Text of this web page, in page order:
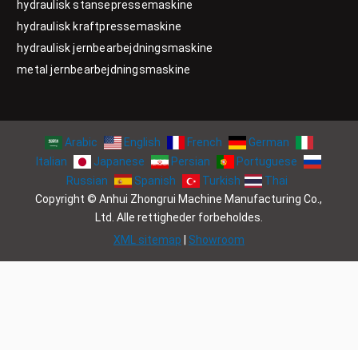
hydraulisk stansepressemaskine
hydraulisk kraftpressemaskine
hydraulisk jernbearbejdningsmaskine
metal jernbearbejdningsmaskine
Arabic English French
German
Italian
Japanese Persian
Portuguese
Russian
Spanish Turkish
Thai
Copyright © Anhui Zhongrui Machine Manufacturing Co.,
Ltd. Alle rettigheder forbeholdes.
XML sitemap
Showroom